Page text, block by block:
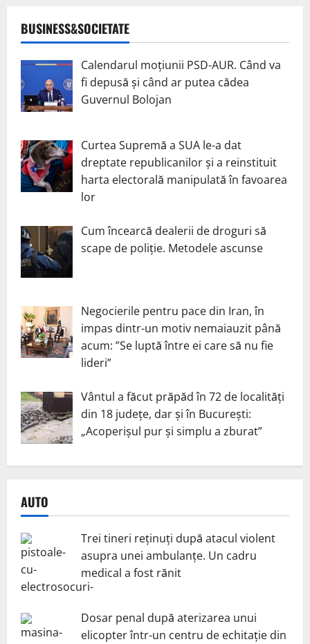
BUSINESS&SOCIETATE
Calendarul moțiunii PSD-AUR. Când va
fi depusă și când ar putea cădea
Guvernul Bolojan
Curtea Supremă a SUA le-a dat
dreptate republicanilor și a reinstituit
harta electorală manipulată în favoarea
lor
Cum încearcă dealerii de droguri să
scape de poliție. Metodele ascunse
Negocierile pentru pace din Iran, în
impas dintr-un motiv nemaiauzit până
acum: ”Se luptă între ei care să nu fie
lideri”
Vântul a făcut prăpăd în 72 de localități
din 18 județe, dar și în București:
„Acoperișul pur și simplu a zburat”
AUTO
Trei tineri reținuți după atacul violent
asupra unei ambulanțe. Un cadru
medical a fost rănit
Dosar penal după aterizarea unui
elicopter într-un centru de echitație din